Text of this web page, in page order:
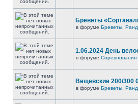
Бреветы
в форуме Бреветы.
1.06.2024 День
в форуме
Вещевские 200/300
в форуме Бреветы.